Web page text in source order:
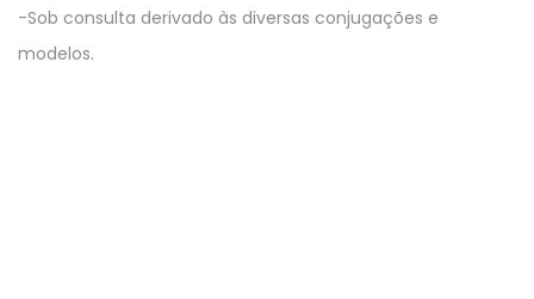
-Sob consulta derivado às diversas conjugações e
modelos.